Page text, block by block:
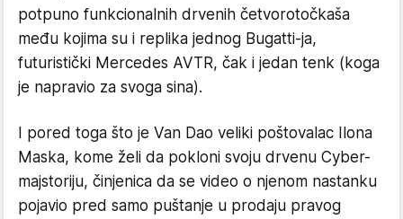
potpuno funkcionalnih drvenih četvorotočkaša
među kojima su i replika jednog Bugatti-ja,
futuristički Mercedes AVTR, čak i jedan tenk (koga
je napravio za svoga sina).
I pored toga što je Van Dao veliki poštovalac Ilona
Maska, kome želi da pokloni svoju drvenu Cyber-
majstoriju, činjenica da se video o njenom nastanku
pojavio pred samo puštanje u prodaju pravog